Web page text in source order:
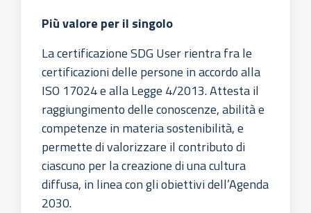
Più valore per il singolo
La certificazione SDG User rientra fra le
certificazioni delle persone in accordo alla
ISO 17024 e alla Legge 4/2013. Attesta il
raggiungimento delle conoscenze, abilità e
competenze in materia sostenibilità, e
permette di valorizzare il contributo di
ciascuno per la creazione di una cultura
diffusa, in linea con gli obiettivi dell’Agenda
2030.